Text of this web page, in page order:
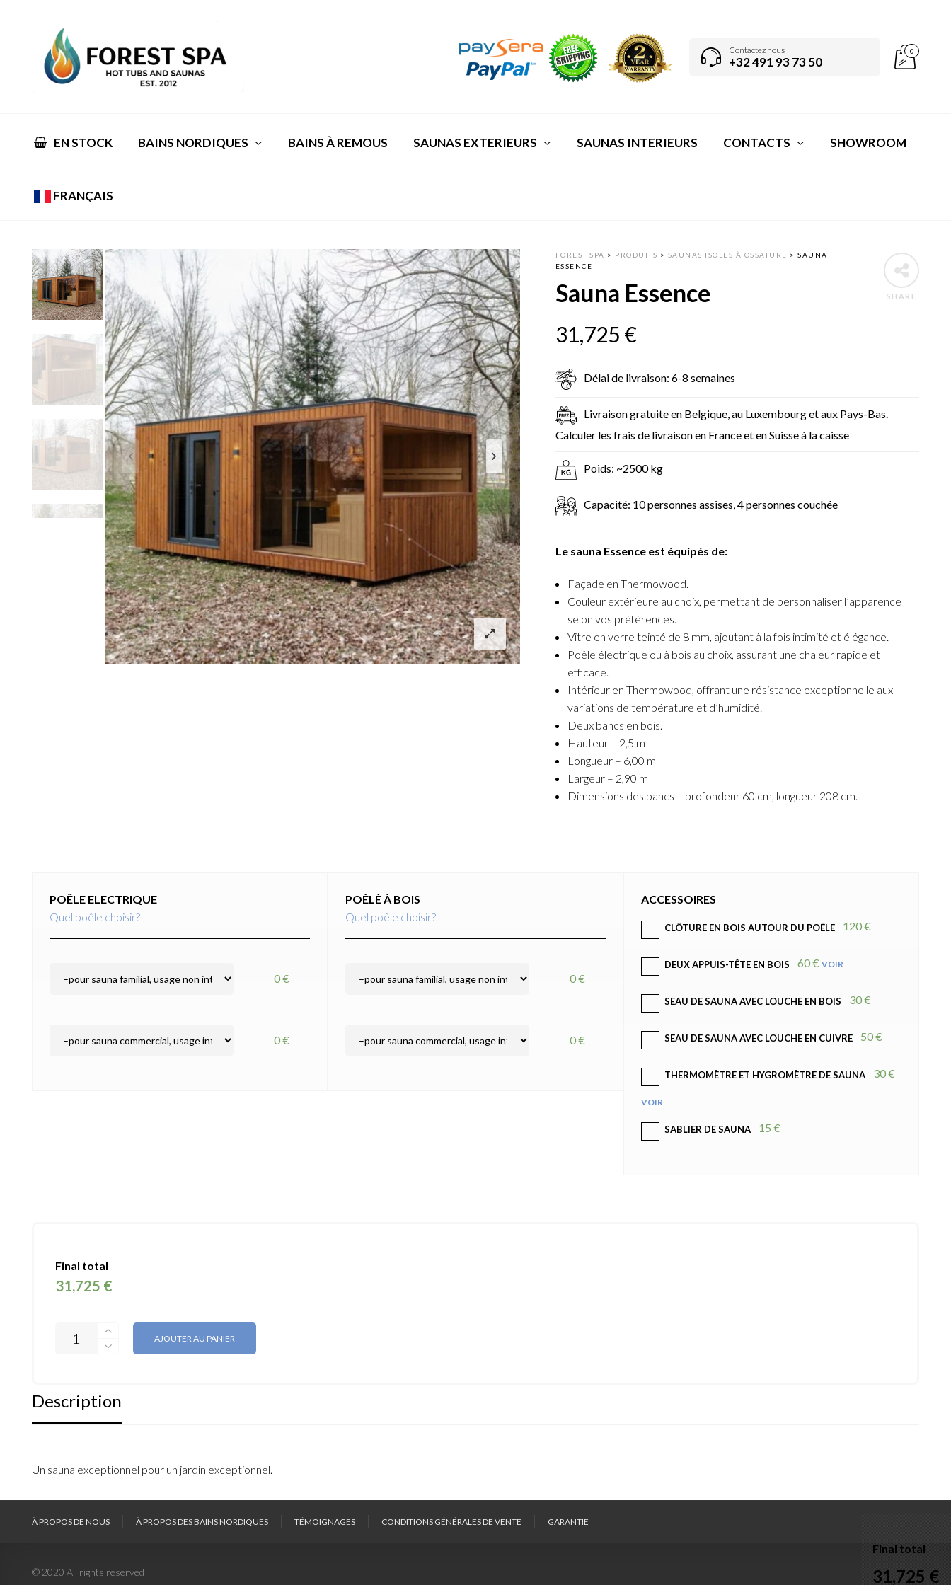
Contactez nous
+32 491 93 73 50
0
EN STOCK BAINS NORDIQUES BAINS À REMOUS SAUNAS EXTERIEURS SAUNAS INTERIEURS CONTACTS SHOWROOM
FRANÇAIS
SHARE
FOREST SPA > PRODUITS > SAUNAS ISOLES À OSSATURE >SAUNA
ESSENCE
Sauna Essence
31,725 €
Délai de livraison: 6-8 semaines
Livraison gratuite en Belgique, au Luxembourg et aux Pays-Bas.
Calculer les frais de livraison en France et en Suisse à la caisse
Poids: ~2500 kg
Capacité: 10 personnes assises, 4 personnes couchée
Le sauna Essence est équipés de:
Façade en Thermowood.
Couleur extérieure au choix, permettant de personnaliser l’apparence
selon vos préférences.
Vitre en verre teinté de 8 mm, ajoutant à la fois intimité et élégance.
Poêle électrique ou à bois au choix, assurant une chaleur rapide et
efficace.
Intérieur en Thermowood, offrant une résistance exceptionnelle aux
variations de température et d’humidité.
Deux bancs en bois.
Hauteur – 2,5 m
Longueur – 6,00 m
Largeur – 2,90 m
Dimensions des bancs – profondeur 60 cm, longueur 208 cm.
POÊLE ELECTRIQUE
Quel poêle choisir?
0 €
0 €
POÉLÉ À BOIS
Quel poêle choisir?
0 €
0 €
ACCESSOIRES
CLÔTURE EN BOIS AUTOUR DU POÊLE 120 €
DEUX APPUIS-TÊTE EN BOIS 60 € VOIR
SEAU DE SAUNA AVEC LOUCHE EN BOIS 30 €
SEAU DE SAUNA AVEC LOUCHE EN CUIVRE 50 €
THERMOMÈTRE ET HYGROMÈTRE DE SAUNA 30 €
VOIR
SABLIER DE SAUNA 15 €
Final total
31,725 €
AJOUTER AU PANIER
Description
Un sauna exceptionnel pour un jardin exceptionnel.
À PROPOS DE NOUS À PROPOS DES BAINS NORDIQUES TÉMOIGNAGES CONDITIONS GÉNÉRALES DE VENTE GARANTIE
© 2020 All rights reserved
Final total
31,725 €